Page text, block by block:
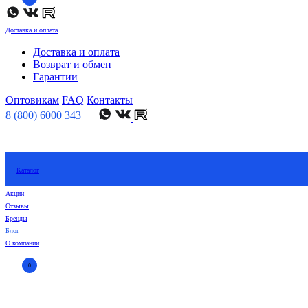
Доставка и оплата
Доставка и оплата
Возврат и обмен
Гарантии
Оптовикам FAQ Контакты
8 (800) 6000 343
Каталог
Акции
Отзывы
Бренды
Блог
О компании
0